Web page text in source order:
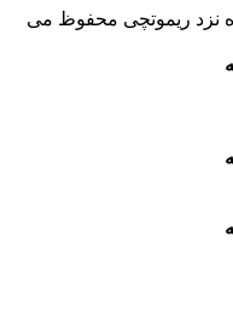
نزد ریموتچی محفوظ می